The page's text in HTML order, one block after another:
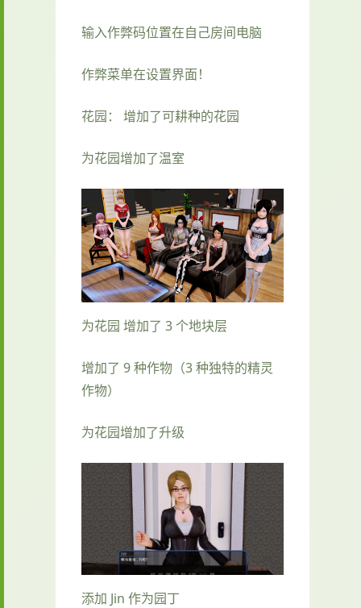
输入作弊码位置在自己房间电脑
作弊菜单在设置界面！
花园： 增加了可耕种的花园
为花园增加了温室
为花园 增加了 3 个地块层
增加了 9 种作物（3 种独特的精灵
作物）
为花园增加了升级
添加 Jin 作为园丁